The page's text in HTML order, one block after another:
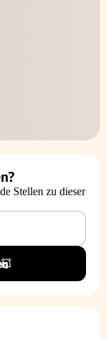
Stellen zu dieser